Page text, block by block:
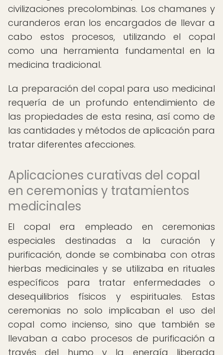
civilizaciones precolombinas. Los chamanes y
curanderos eran los encargados de llevar a
cabo estos procesos, utilizando el copal
como una herramienta fundamental en la
medicina tradicional.
La preparación del copal para uso medicinal
requería de un profundo entendimiento de
las propiedades de esta resina, así como de
las cantidades y métodos de aplicación para
tratar diferentes afecciones.
Aplicaciones curativas del copal
en ceremonias y tratamientos
medicinales
El copal era empleado en ceremonias
especiales destinadas a la curación y
purificación, donde se combinaba con otras
hierbas medicinales y se utilizaba en rituales
específicos para tratar enfermedades o
desequilibrios físicos y espirituales. Estas
ceremonias no solo implicaban el uso del
copal como incienso, sino que también se
llevaban a cabo procesos de purificación a
través del humo y la energía liberada